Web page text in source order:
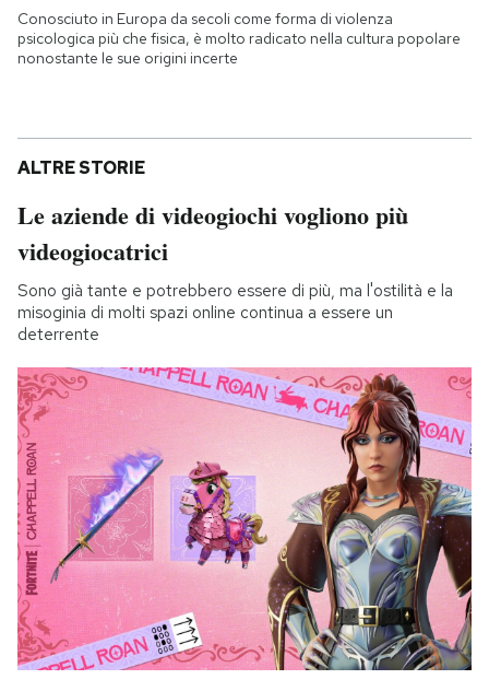
Conosciuto in Europa da secoli come forma di violenza
psicologica più che fisica, è molto radicato nella cultura popolare
nonostante le sue origini incerte
ALTRE STORIE
Le aziende di videogiochi vogliono più
videogiocatrici
Sono già tante e potrebbero essere di più, ma l'ostilità e la
misoginia di molti spazi online continua a essere un
deterrente